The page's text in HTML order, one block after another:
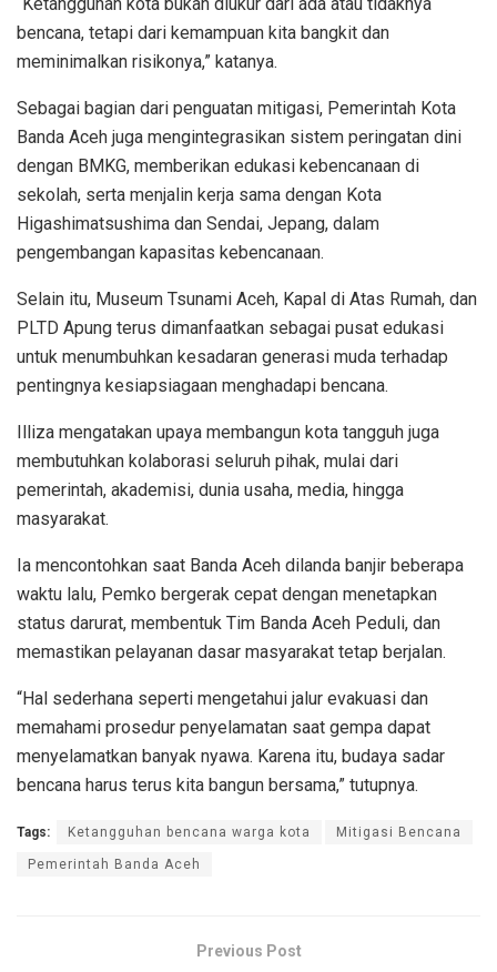
bencana, tetapi dari kemampuan kita bangkit dan
meminimalkan risikonya,” katanya.
Sebagai bagian dari penguatan mitigasi, Pemerintah Kota
Banda Aceh juga mengintegrasikan sistem peringatan dini
dengan BMKG, memberikan edukasi kebencanaan di
sekolah, serta menjalin kerja sama dengan Kota
Higashimatsushima dan Sendai, Jepang, dalam
pengembangan kapasitas kebencanaan.
Selain itu, Museum Tsunami Aceh, Kapal di Atas Rumah, dan
PLTD Apung terus dimanfaatkan sebagai pusat edukasi
untuk menumbuhkan kesadaran generasi muda terhadap
pentingnya kesiapsiagaan menghadapi bencana.
Illiza mengatakan upaya membangun kota tangguh juga
membutuhkan kolaborasi seluruh pihak, mulai dari
pemerintah, akademisi, dunia usaha, media, hingga
masyarakat.
Ia mencontohkan saat Banda Aceh dilanda banjir beberapa
waktu lalu, Pemko bergerak cepat dengan menetapkan
status darurat, membentuk Tim Banda Aceh Peduli, dan
memastikan pelayanan dasar masyarakat tetap berjalan.
“Hal sederhana seperti mengetahui jalur evakuasi dan
memahami prosedur penyelamatan saat gempa dapat
menyelamatkan banyak nyawa. Karena itu, budaya sadar
bencana harus terus kita bangun bersama,” tutupnya.
Tags: Ketangguhan bencana warga kota Mitigasi Bencana
Pemerintah Banda Aceh
Previous Post